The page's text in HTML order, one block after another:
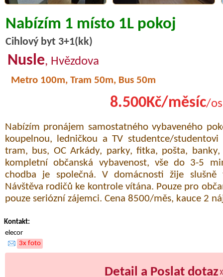
Nabízím 1 místo 1L pokoj
Cihlový byt 3+1(kk)
Nusle, Hvězdova
Metro 100m, Tram 50m, Bus 50m
8.500Kč/měsíc/
Nabízím pronájem samostatného vybaveného
koupelnou, ledničkou a TV studentce/
tram, bus, OC Arkády, parky, fitka, pošta,
kompletní občanská vybavenost, vše do 3-5
chodba je společná. V domácnosti žije slušně
Návštěva rodičů ke kontrole vítána. Pouze pro
pouze seriózní zájemci. Cena 8500/měs, kauce 2
Kontakt:
elecor
3x foto
Detail a Poslat dotaz